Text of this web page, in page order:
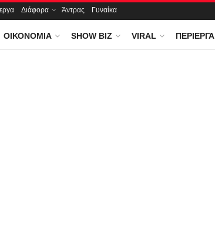
Διάφορα Άντρας Γυναίκα
ΟΙΚΟΝΟΜΊΑ SHOW BIZ VIRAL ΠΕΡΊΕΡΓΑ